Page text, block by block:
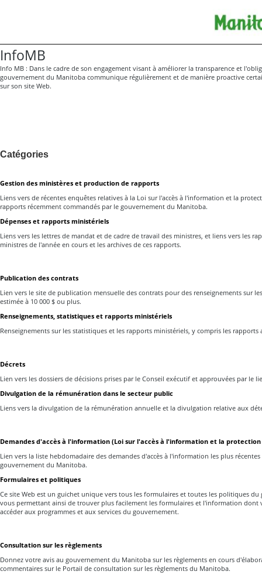
InfoMB
Info MB : Dans le cadre de son engagement visant à améliorer la transparence et
gouvernement du Manitoba communique régulièrement et de manière proactive
sur son site Web.
Catégories
Gestion des ministères et production de rapports
Liens vers de récentes enquêtes relatives à la Loi sur l'accès à l'information et la
rapports récemment commandés par le gouvernement du Manitoba.
Dépenses et rapports ministériels
Liens vers les lettres de mandat et de cadre de travail des ministres, et liens vers les
ministres de l'année en cours et les archives de ces rapports.
Publication des contrats
Lien vers le site de publication mensuelle des contrats pour des renseignements sur
estimée à 10 000 $ ou plus.
Renseignements, statistiques et rapports ministériels
Renseignements sur les statistiques et les rapports ministériels, y compris les rapports
Décrets
Lien vers les dossiers de décisions prises par le Conseil exécutif et approuvées par le
Divulgation de la rémunération dans le secteur public
Liens vers la divulgation de la rémunération annuelle et la divulgation relative aux
Demandes d'accès à l'information (Loi sur l'accès à l'information et la
Lien vers la liste hebdomadaire des demandes d'accès à l'information les plus
gouvernement du Manitoba.
Formulaires et politiques
Ce site Web est un guichet unique vers tous les formulaires et toutes les politiques
vous permettant ainsi de trouver plus facilement les formulaires et l'information dont
accéder aux programmes et aux services du gouvernement.
Consultation sur les règlements
Donnez votre avis au gouvernement du Manitoba sur les règlements en cours
commentaires sur le Portail de consultation sur les règlements du Manitoba.